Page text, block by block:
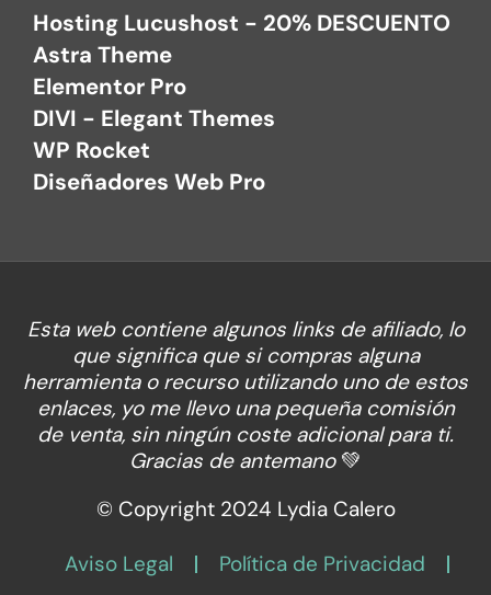
Hosting Lucushost - 20% DESCUENTO
Astra Theme
Elementor Pro
DIVI - Elegant Themes
WP Rocket
Diseñadores Web Pro
Esta web contiene algunos links de afiliado, lo
que significa que si compras alguna
herramienta o recurso utilizando uno de estos
enlaces, yo me llevo una pequeña comisión
de venta, sin ningún coste adicional para ti.
Gracias de antemano💚
© Copyright 2024 Lydia Calero
Aviso Legal
Política de Privacidad